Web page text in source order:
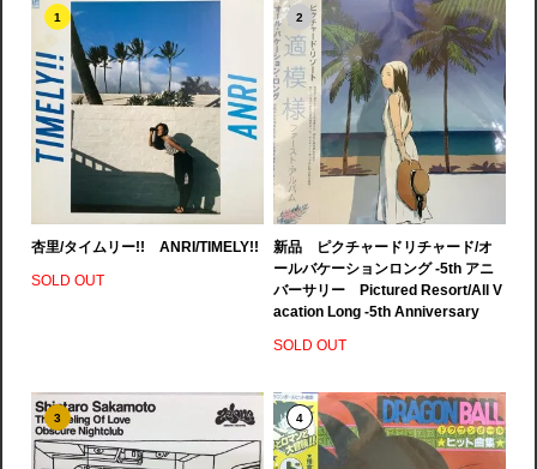
1
杏里/タイムリー!! ANRI/TIMELY!!
SOLD OUT
2
新品 ピクチャードリチャード/オ
ールバケーションロング -5th アニ
バーサリー Pictured Resort/All V
acation Long -5th Anniversary
SOLD OUT
3 4